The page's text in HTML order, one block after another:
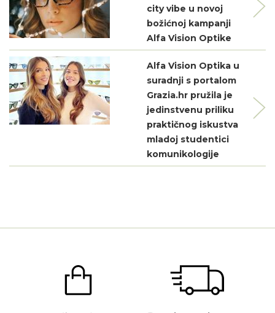
city vibe u novoj
božićnoj kampanji
Alfa Vision Optike
Alfa Vision Optika u
suradnji s portalom
Grazia.hr pružila je
jedinstvenu priliku
praktičnog iskustva
mladoj studentici
komunikologije